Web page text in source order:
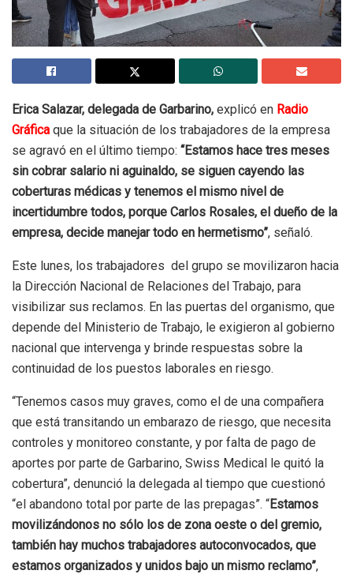
Erica Salazar, delegada de Garbarino, explicó en Radio
Gráfica que la situación de los trabajadores de la empresa
se agravó en el último tiempo: “Estamos hace tres meses
sin cobrar salario ni aguinaldo, se siguen cayendo las
coberturas médicas y tenemos el mismo nivel de
incertidumbre todos, porque Carlos Rosales, el dueño de la
empresa, decide manejar todo en hermetismo”, señaló.
Este lunes, los trabajadores del grupo se movilizaron hacia
la Dirección Nacional de Relaciones del Trabajo, para
visibilizar sus reclamos. En las puertas del organismo, que
depende del Ministerio de Trabajo, le exigieron al gobierno
nacional que intervenga y brinde respuestas sobre la
continuidad de los puestos laborales en riesgo.
“Tenemos casos muy graves, como el de una compañera
que está transitando un embarazo de riesgo, que necesita
controles y monitoreo constante, y por falta de pago de
aportes por parte de Garbarino, Swiss Medical le quitó la
cobertura”, denunció la delegada al tiempo que cuestionó
“el abandono total por parte de las prepagas”. “Estamos
movilizándonos no sólo los de zona oeste o del gremio,
también hay muchos trabajadores autoconvocados, que
estamos organizados y unidos bajo un mismo reclamo”,